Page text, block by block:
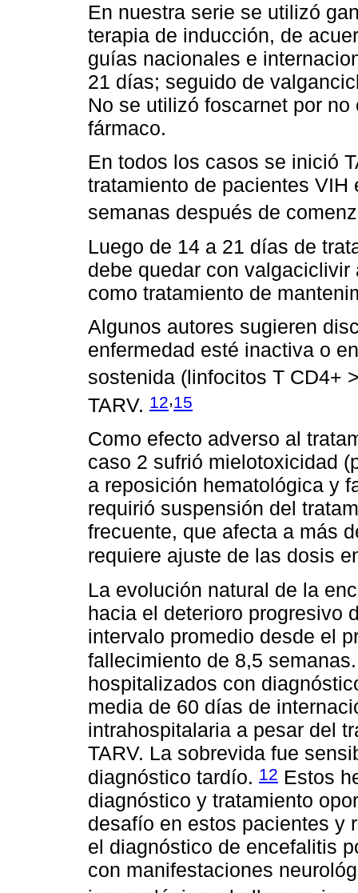
En nuestra serie se utilizó
terapia de inducción, de
guías nacionales e
21 días; seguido de
No se utilizó foscarnet por
fármaco.
En todos los casos se inició
tratamiento de pacientes
semanas después de
Luego de 14 a 21 días de
debe quedar con
como tratamiento de
Algunos autores sugieren
enfermedad esté inactiva o
sostenida (linfocitos T CD4+
TARV. 12 15
Como efecto adverso al
caso 2 sufrió mielotoxicidad
a reposición hematológica y
requirió suspensión del
frecuente, que afecta a más
requiere ajuste de las dosis
La evolución natural de la
hacia el deterioro progresivo
intervalo promedio desde el
fallecimiento de 8,5
hospitalizados con
media de 60 días de
intrahospitalaria a pesar del
TARV. La sobrevida fue
diagnóstico tardío. 12 Estos
diagnóstico y tratamiento
desafío en estos pacientes y
el diagnóstico de encefalitis
con manifestaciones